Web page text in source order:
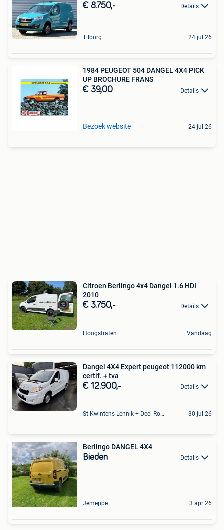
€ 8.750,- Details
Tilburg 24 jul 26
1984 PEUGEOT 504 DANGEL 4X4 PICK
UP BROCHURE FRANS
€ 39,00 Details
Bezoek website 24 jul 26
Citroen Berlingo 4x4 Dangel 1.6 HDI
2010
€ 3.750,- Details
Hoogstraten Vandaag
Dangel 4X4 Expert peugeot 112000 km
certif. + tva
€ 12.900,- Details
St-Kwintens-Lennik + Deel Roosdaal 30 jul 26
Berlingo DANGEL 4X4
Bieden Details
Jemeppe 3 apr 26